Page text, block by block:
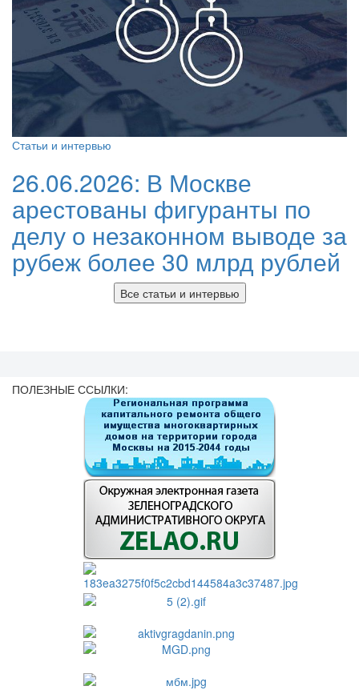
Статьи и интервью
26.06.2026: В Москве
арестованы фигуранты по
делу о незаконном выводе за
рубеж более 30 млрд рублей
Все статьи и интервью
ПОЛЕЗНЫЕ ССЫЛКИ: